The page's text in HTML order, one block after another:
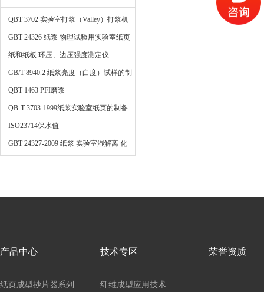
QBT 3702 实验室打浆（Valley）打浆机
法
GBT 24326 纸浆 物理试验用实验室纸页
的制备 快速凯塞法
纸和纸板 环压、边压强度测定仪
GB/T 8940.2 纸浆亮度（白度）试样的制
备
QBT-1463 PFI磨浆
QB-T-3703-1999纸浆实验室纸页的制备-
常规纸页成型器法
ISO23714保水值
GBT 24327-2009 纸浆 实验室湿解离 化
产品中心
纸页成型抄片器系列
技术专区
纤维成型应用技术
荣誉资质